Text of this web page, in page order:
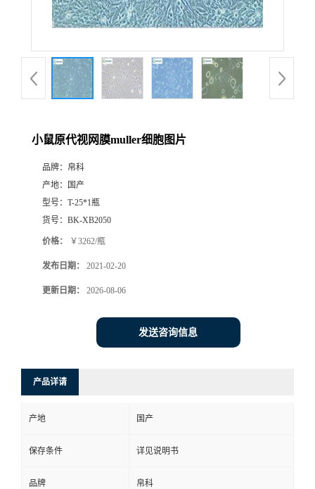
小鼠原代视网膜muller细胞图片
品牌： 帛科
产地：
国产
型号： T-25*1瓶
货号： BK-XB2050
价格： ￥3262/瓶
发布日期： 2021-02-20
更新日期： 2026-08-06
发送咨询信息
产品详请
产地 国产
保存条件 详见说明书
品牌 帛科